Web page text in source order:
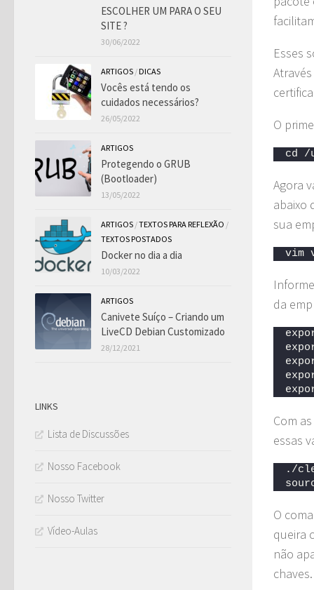
Esses
O
cd /
Agora
abaixo
sua
vim
da
Com
essas
./
O
queira
não
chaves.
ESCOLHER UM PARA O SEU
SITE ?
30/06/2022
ARTIGOS /DICAS
Vocês está tendo os
cuidados necessários?
26/05/2022
ARTIGOS
Protegendo o GRUB
(Bootloader)
13/05/2022
ARTIGOS /TEXTOS PARA REFLEXÃO /
TEXTOS POSTADOS
Docker no dia a dia
10/03/2022
ARTIGOS
Canivete Suíço – Criando um
LiveCD Debian Customizado
28/12/2021
LINKS
Lista de Discussões
Nosso Facebook
Nosso Twitter
Vídeo-Aulas